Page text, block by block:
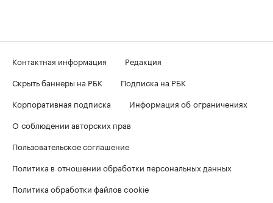
Контактная информация
Редакция
Скрыть баннеры на РБК
Подписка на РБК
Корпоративная подписка
Информация об ограничениях
О соблюдении авторских прав
Пользовательское соглашение
Политика в отношении обработки персональных данных
Политика обработки файлов cookie